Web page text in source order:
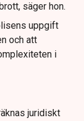
säger hon.
uppgift
och att
i
juridiskt